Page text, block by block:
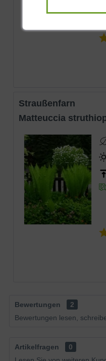
Straußenfarn
Matteuccia
Bewertungen
2
Bewertungen lesen,
Artikelfragen
0